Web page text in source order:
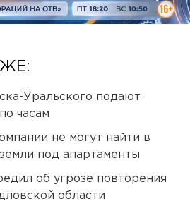
Уральского подают
часам
не могут найти в
под апартаменты
об угрозе повторения
области